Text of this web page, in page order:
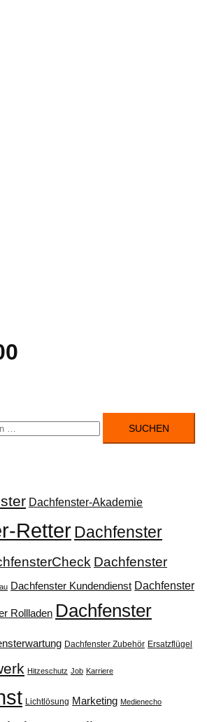
Dachfenster-Akademie
RetterDachfenster
Dachfenster
Dachfenster Kundendienst Dachfenster
Rollladen Dachfenster
Dachfenster Zubehör Ersatzflügel
Hitzeschutz Job Karriere
Lichtlösung Marketing Medienecho